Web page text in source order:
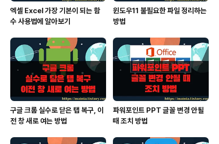
엑셀 Excel 가장 기본이 되는 함
수 사용법에 알아보기
윈도우11 불필요한 파일 정리하는
방법
구글 크롬 실수로 닫은 탭 복구, 이
전 창 새로 여는 방법
파워포인트 PPT 글꼴 변경 안될
때 조치 방법